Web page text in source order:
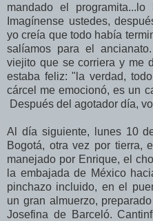
mandado el
Imagínense ustedes,
yo creía que todo había
salíamos para el
viejito que se corriera y me
estaba feliz: "la verdad,
cárcel me emocionó, es un
Después del agotador día,
Al día siguiente, lunes 10
Bogotá, otra vez por tierra,
manejado por Enrique, el
la embajada de México
pinchazo incluido, en el
un gran almuerzo,
Josefina de Barceló.